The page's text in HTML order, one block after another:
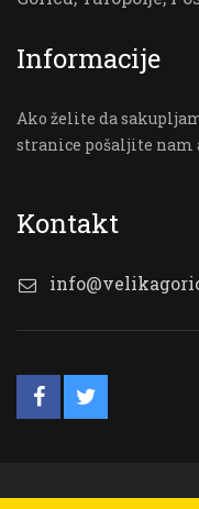
Informacije
Ako želite da
stranice pošaljite nam
Kontakt